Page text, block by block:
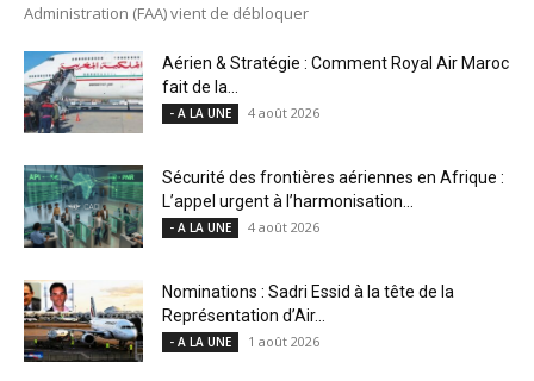
Administration (FAA) vient de débloquer
Aérien & Stratégie : Comment Royal Air Maroc
fait de la...
- A LA UNE 4 août 2026
Sécurité des frontières aériennes en Afrique :
L’appel urgent à l’harmonisation...
- A LA UNE 4 août 2026
Nominations : Sadri Essid à la tête de la
Représentation d’Air...
- A LA UNE 1 août 2026